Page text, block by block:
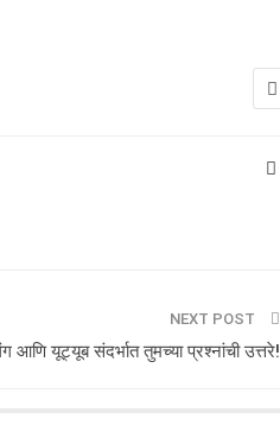
NEXT POST
आणि यूट्यूब संदर्भात तुमच्या प्रश्नांची उत्तरे!